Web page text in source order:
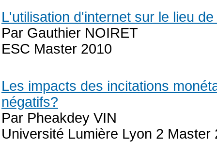
L'utilisation d'internet sur le lieu
Par Gauthier NOIRET
ESC Master 2010
Les impacts des incitations
négatifs?
Par Pheakdey VIN
Université Lumière Lyon 2 Master